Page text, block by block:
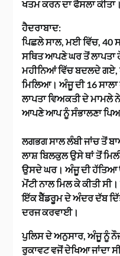
ਖਤਮ ਕਰਨ ਦਾ ਫੈਸਲਾ ਕੀਤਾ।
ਹੈਦਰਾਬਾਦ:
ਪਿਛਲੇ ਸਾਲ, ਮਈ ਵਿੱਚ, 40
ਸਥਿਤ ਆਪਣੇ ਘਰ ਤੋਂ
ਮਹੀਨਿਆਂ ਵਿੱਚ ਬਦਲਦੇ
ਮਿਲਿਆ। ਅੰਜੂ ਦੀ 16 ਸਾਲਾ
ਲਾਪਤਾ ਵਿਅਕਤੀ ਦੇ
ਆਪਣੇ ਆਪ ਨੂੰ ਸੰਭਾਲਣਾ
ਲਗਭਗ ਸਾਲ ਲੰਬੀ ਜਾਂਚ ਤੋਂ
ਲਾਸ਼ ਬਿਲਕੁਲ ਉਸੇ ਥਾਂ ਤੋਂ
ਉਸਦੇ ਘਰ। ਅੰਜੂ ਦੀ ਹੱਤਿਆ
ਮੋਂਟੀ ਨਾਲ ਮਿਲ ਕੇ ਕੀਤੀ
ਇੱਕ ਬੈੱਡਰੂਮ ਦੇ ਅੰਦਰ ਦੱਬ
ਦਰਜ ਕਰਵਾਈ।
ਪੁਲਿਸ ਦੇ ਅਨੁਸਾਰ, ਅੰਜੂ ਨੂੰ
ਰੁਕਾਵਟ ਵਜੋਂ ਦੇਖਿਆ ਜਾਂਦਾ